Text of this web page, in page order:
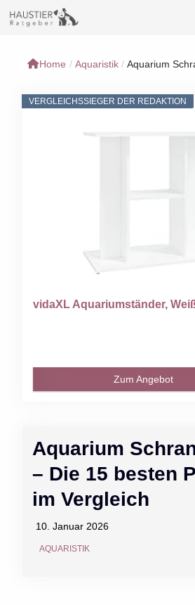
Inhalt
Home / Aquaristik / Aquarium
Aquarium
– Die 15 besten
im Vergleich
10. Januar 2026
AQUARISTIK
VERGLEICHSSIEGER DER REDAKTION
vidaXL Aquariumständer,
Zum Angebot